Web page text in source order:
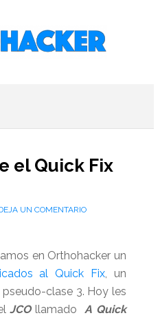
el Quick Fix
UN COMENTARIO
en Orthohacker un
al Quick Fix, un
clase 3. Hoy les
JCOllamadoA Quick